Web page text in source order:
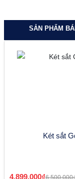
SẢN PHẨM
Két sắt
4.899.000₫